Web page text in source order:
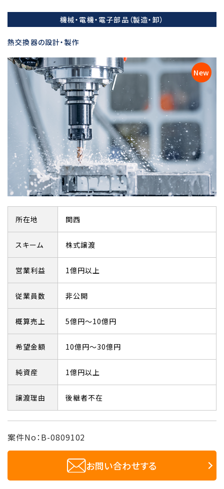
機械・電機・電子部品（製造・卸）
熱交換器の設計・製作
所在地 関西
スキーム 株式譲渡
営業利益 1億円以上
従業員数 非公開
概算売上 5億円～10億円
希望金額 10億円～30億円
純資産 1億円以上
譲渡理由 後継者不在
案件No：B-0809102
お問い合わせする